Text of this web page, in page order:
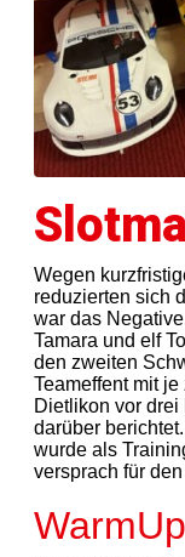
Wegen
reduzierten sich
war das
Tamara und elf
den zweiten
Teameffent mit
Dietlikon vor
darüber
wurde als
versprach für
WarmUp